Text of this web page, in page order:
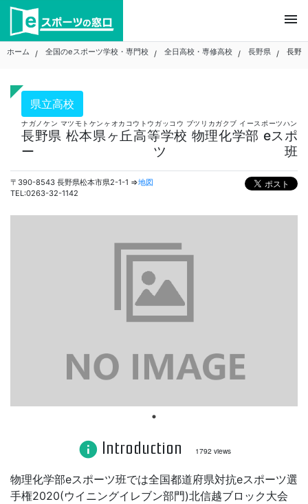
Skip
content
menu
ホーム 全国のeスポーツ学校・専門校 全日高校・専修高校 長野県 長野
県立高校
長野県 松本県ヶ丘高等学校 物理化学部 eスポ
ーツ班
ナガノケン マツモトケンヶオカコウトウガッコウ ブツリカガクブ イースポーツハン
〒390-8543 長野県松本市県2-1-1 ⇒地図
TEL:0263-32-1142
info Introduction 1792 views
物理化学部eスポーツ班では全国都道府県対抗eスポーツ選
手権2020(ウイニングイレブン部門)北信越ブロック大会